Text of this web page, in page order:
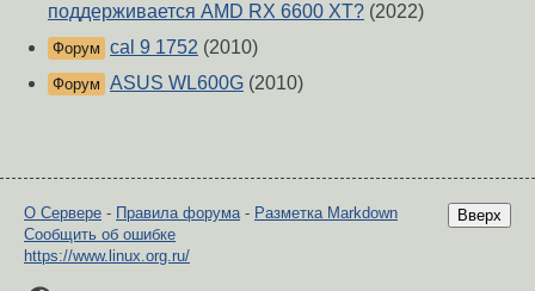
поддерживается AMD RX 6600 XT? (2022)
Форум cal 9 1752 (2010)
Форум ASUS WL600G (2010)
Вверх
О Сервере - Правила форума- Разметка Markdown
Сообщить об ошибке
https://www.linux.org.ru/